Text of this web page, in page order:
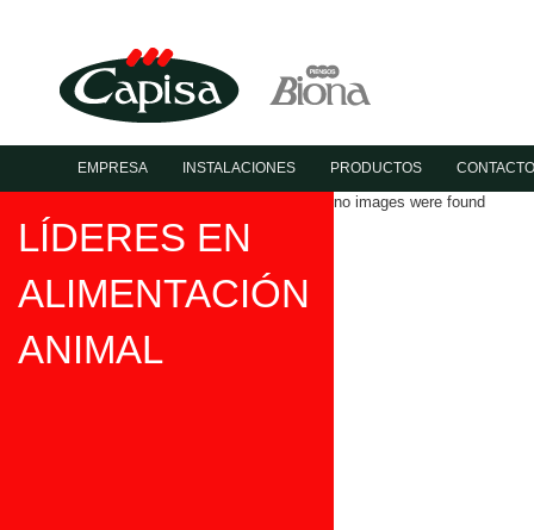
EMPRESA INSTALACIONES PRODUCTOS
no images were found
LÍDERES EN
ALIMENTACIÓN
ANIMAL